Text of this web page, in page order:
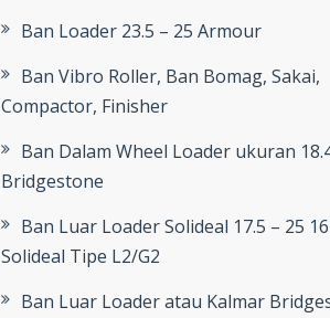
Ban Loader 23.5 – 25 Armour
Ban Vibro Roller, Ban Bomag, Sakai,
Compactor, Finisher
Ban Dalam Wheel Loader ukuran
Bridgestone
Ban Luar Loader Solideal 17.5 – 25
Solideal Tipe L2/G2
Ban Luar Loader atau Kalmar